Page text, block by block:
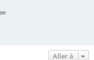
Aller à